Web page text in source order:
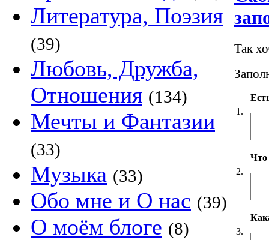
Литература, Поэзия
(39)
Любовь, Дружба,
Отношения (134)
Мечты и Фантазии
(33)
Музыка (33)
Обо мне и О нас (39)
О моём блоге (8)
Так
1.
2.
Что
3.